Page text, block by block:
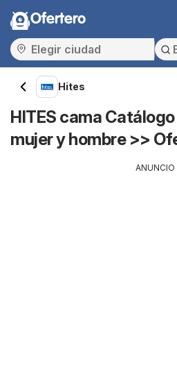
Ofertero
Hites
HITES cama
mujer y hombre >>
ANUNCIO